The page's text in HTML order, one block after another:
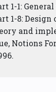
1-1:
1-8: Design
and
Notions